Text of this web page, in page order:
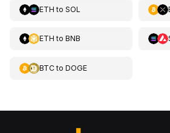
ETH to SOL
ETH to BNB
BTCto DOGE